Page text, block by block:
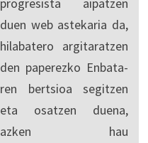
duen web astekaria da,
hilabatero argitaratzen
den paperezko Enbata-
ren bertsioa segitzen
eta osatzen duena,
azken hau